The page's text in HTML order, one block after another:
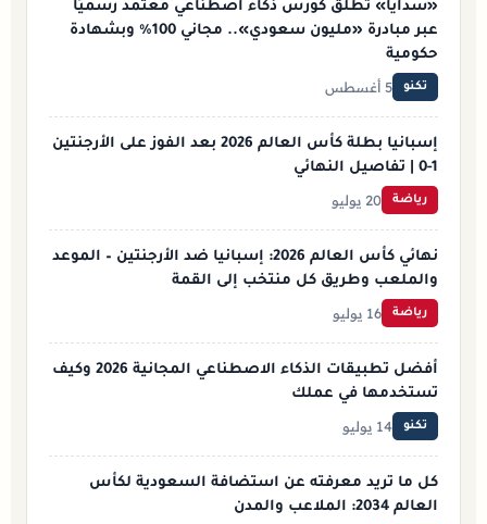
«سدايا» تطلق كورس ذكاء اصطناعي معتمد رسميًا
عبر مبادرة «مليون سعودي».. مجاني 100% وبشهادة
حكومية
تكنو 5 أغسطس
إسبانيا بطلة كأس العالم 2026 بعد الفوز على الأرجنتين
1-0 | تفاصيل النهائي
رياضة 20 يوليو
نهائي كأس العالم 2026: إسبانيا ضد الأرجنتين – الموعد
والملعب وطريق كل منتخب إلى القمة
رياضة 16 يوليو
أفضل تطبيقات الذكاء الاصطناعي المجانية 2026 وكيف
تستخدمها في عملك
تكنو 14 يوليو
كل ما تريد معرفته عن استضافة السعودية لكأس
العالم 2034: الملاعب والمدن